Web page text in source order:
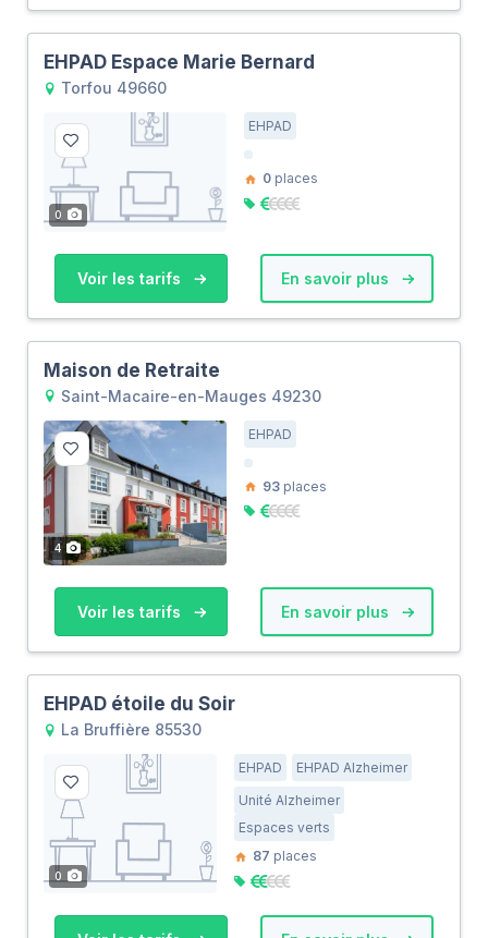
EHPAD Espace Marie Bernard
Torfou 49660
0
EHPAD
0 places
Voir les tarifs En savoir plus
Maison de Retraite
Saint-Macaire-en-Mauges 49230
4
EHPAD
93 places
Voir les tarifs En savoir plus
EHPAD étoile du Soir
La Bruffière 85530
0
EHPAD
EHPAD Alzheimer
Unité Alzheimer
Espaces verts
87 places